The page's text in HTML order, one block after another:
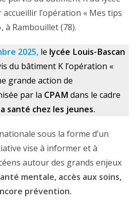
l’opération « Mes tips
à Rambouillet (78).
2025, le lycée Louis-Bascan
du bâtiment K l’opération «
grande action de
par la CPAM dans le cadre
santé chez les jeunes.
sous la forme d’un
vise à informer et à
autour des grands enjeux
mentale, accès aux soins,
prévention.